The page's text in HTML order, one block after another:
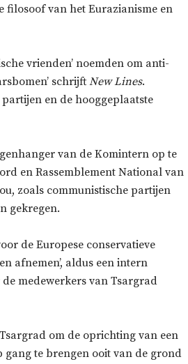
filosoof van het Eurazianisme en
vrienden’ noemden om anti-
schrijft New Lines.
en de hooggeplaatste
van de Komintern op te
en Rassemblement National van
zoals communistische partijen
gekregen.
de Europese conservatieve
afnemen’, aldus een intern
medewerkers van Tsargrad
om de oprichting van een
te brengen ooit van de grond